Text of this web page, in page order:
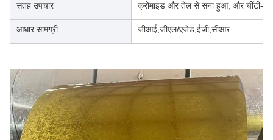
सतह उपचार क्रोमाइड और तेल से सना हुआ, और चींटी-
आधार सामग्री जीआई,जीएल/एजेड,ईजी,सीआर